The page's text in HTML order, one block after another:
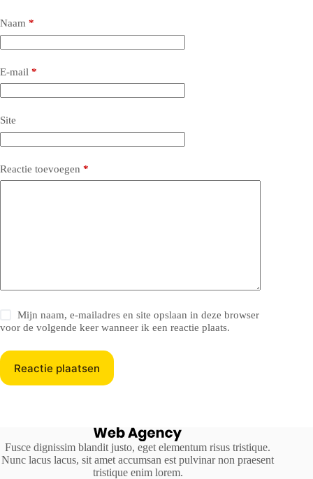
Naam *
E-mail *
Site
Reactie toevoegen *
Mijn naam, e-mailadres en site opslaan in deze browser
voor de volgende keer wanneer ik een reactie plaats.
Reactie plaatsen
Fusce dignissim blandit justo, eget elementum risus tristique.
Nunc lacus lacus, sit amet accumsan est pulvinar non praesent
tristique enim lorem.